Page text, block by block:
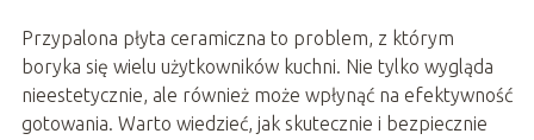
Przypalona płyta ceramiczna to problem, z którym
boryka się wielu użytkowników kuchni. Nie tylko wygląda
nieestetycznie, ale również może wpłynąć na efektywność
gotowania. Warto wiedzieć, jak skutecznie i bezpiecznie